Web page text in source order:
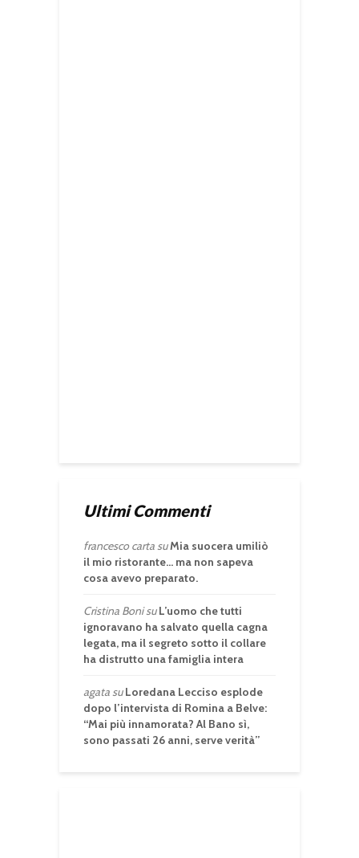
Ultimi Commenti
francesco cartasuMia suocera umiliò
il mio ristorante… ma non sapeva
cosa avevo preparato.
Cristina BonisuL’uomo che tutti
ignoravano ha salvato quella cagna
legata, ma il segreto sotto il collare
ha distrutto una famiglia intera
agatasuLoredana Lecciso esplode
dopo l’intervista di Romina a Belve:
“Mai più innamorata? Al Bano sì,
sono passati 26 anni, serve verità”